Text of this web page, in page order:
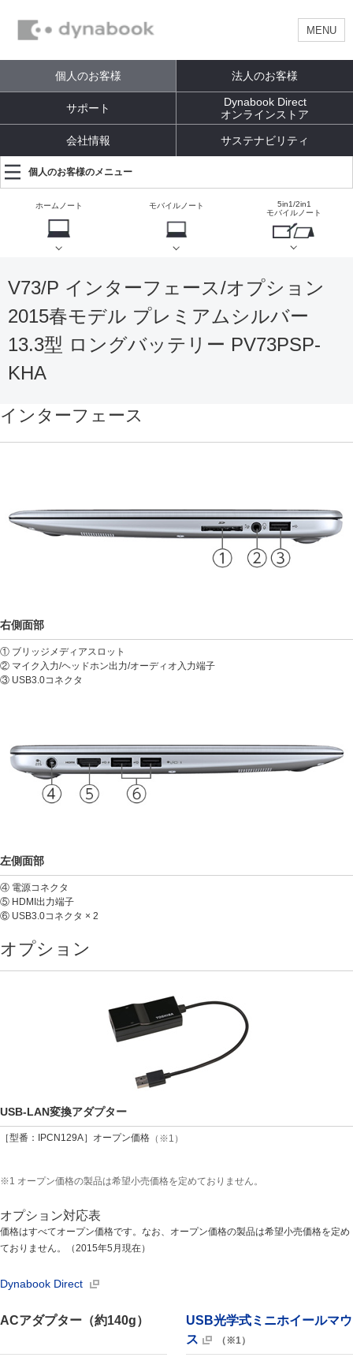
MENU
個人のお客様 法人のお客様
サポート
Dynabook Direct
オンラインストア
会社情報 サステナビリティ
個人のお客様のメニュー
ホームノート モバイルノート
5in1/2in1
モバイルノート
V73/P インターフェース/オプション
2015春モデル プレミアムシルバー
13.3型 ロングバッテリー PV73PSP-
KHA
インターフェース
右側面部
① ブリッジメディアスロット
② マイク入力/ヘッドホン出力/オーディオ入力端子
③ USB3.0コネクタ
左側面部
④ 電源コネクタ
⑤ HDMI出力端子
⑥ USB3.0コネクタ × 2
オプション
USB-LAN変換アダプター
［型番：IPCN129A］オープン価格 （※1）
※1 オープン価格の製品は希望小売価格を定めておりません。
オプション対応表
価格はすべてオープン価格です。なお、オープン価格の製品は希望小売価格を定め
ておりません。（2015年5月現在）
Dynabook Direct
ACアダプター（約140g）
USB光学式ミニホイールマウ
ス
（※1）